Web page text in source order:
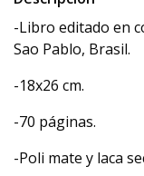
-Libro editado en
Sao Pablo, Brasil.
-18x26 cm.
-70 páginas.
-Poli mate y laca